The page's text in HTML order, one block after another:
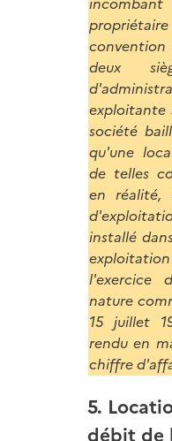
convention
deux
exploitante
société
qu'une
de telles
en réalité,
installé
l'exercice
nature
15 juillet
rendu en
chiffre
5.